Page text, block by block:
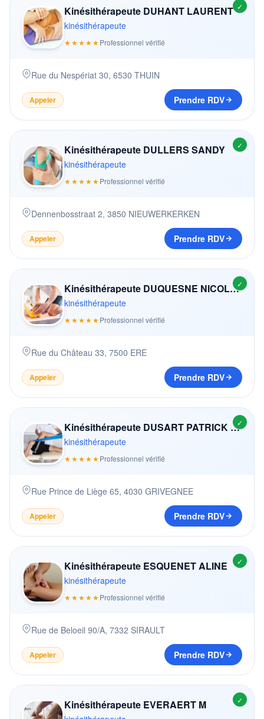
✓
Kinésithérapeute DUHANT LAURENT
kinésithérapeute
★★★★★Professionnel vérifié
Rue du Nespériat 30, 6530 THUIN
Appeler Prendre RDV
✓
Kinésithérapeute DULLERS SANDY
kinésithérapeute
★★★★★Professionnel vérifié
Dennenbosstraat 2, 3850 NIEUWERKERKEN
Appeler Prendre RDV
✓
Kinésithérapeute DUQUESNE NICOLAS
kinésithérapeute
★★★★★Professionnel vérifié
Rue du Château 33, 7500 ERE
Appeler Prendre RDV
✓
Kinésithérapeute DUSART PATRICK KINESITHERAP. S.C.S.
kinésithérapeute
★★★★★Professionnel vérifié
Rue Prince de Liège 65, 4030 GRIVEGNEE
Appeler Prendre RDV
✓
Kinésithérapeute ESQUENET ALINE
kinésithérapeute
★★★★★Professionnel vérifié
Rue de Beloeil 90/A, 7332 SIRAULT
Appeler Prendre RDV
✓
Kinésithérapeute EVERAERT M